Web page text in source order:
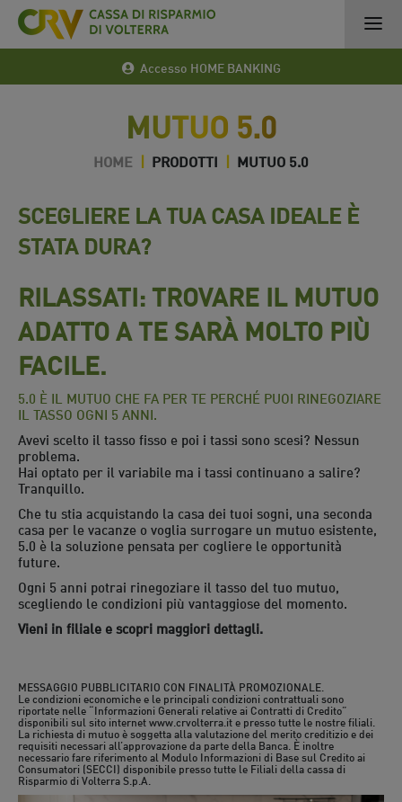
Accesso HOME BANKING
MUTUO 5.0
HOME | PRODOTTI | MUTUO 5.0
SCEGLIERE LA TUA CASA IDEALE È
STATA DURA?
RILASSATI: TROVARE IL MUTUO
ADATTO A TE SARÀ MOLTO PIÙ
FACILE.
5.0 È IL MUTUO CHE FA PER TE PERCHÉ PUOI RINEGOZIARE
IL TASSO OGNI 5 ANNI.
Avevi scelto il tasso fisso e poi i tassi sono scesi? Nessun
problema.
Hai optato per il variabile ma i tassi continuano a salire?
Tranquillo.
Che tu stia acquistando la casa dei tuoi sogni, una seconda
casa per le vacanze o voglia surrogare un mutuo esistente,
5.0 è la soluzione pensata per cogliere le opportunità
future.
Ogni 5 anni potrai rinegoziare il tasso del tuo mutuo,
scegliendo le condizioni più vantaggiose del momento.
Vieni in filiale e scopri maggiori dettagli.
MESSAGGIO PUBBLICITARIO CON FINALITÀ PROMOZIONALE.
Le condizioni economiche e le principali condizioni contrattuali sono
riportate nelle “Informazioni Generali relative ai Contratti di Credito”
disponibili sul sito internet www.crvolterra.it e presso tutte le nostre filiali.
La richiesta di mutuo è soggetta alla valutazione del merito creditizio e dei
requisiti necessari all’approvazione da parte della Banca. È inoltre
necessario fare riferimento al Modulo Informazioni di Base sul Credito ai
Consumatori (SECCI) disponibile presso tutte le Filiali della cassa di
Risparmio di Volterra S.p.A.